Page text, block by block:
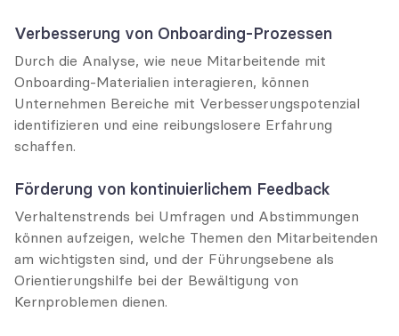
Verbesserung von Onboarding-Prozessen
Durch die Analyse, wie neue Mitarbeitende mit
Onboarding-Materialien interagieren, können
Unternehmen Bereiche mit Verbesserungspotenzial
identifizieren und eine reibungslosere Erfahrung
schaffen.
Förderung von kontinuierlichem Feedback
Verhaltenstrends bei Umfragen und Abstimmungen
können aufzeigen, welche Themen den Mitarbeitenden
am wichtigsten sind, und der Führungsebene als
Orientierungshilfe bei der Bewältigung von
Kernproblemen dienen.